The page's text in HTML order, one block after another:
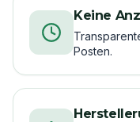
Keine
Posten.